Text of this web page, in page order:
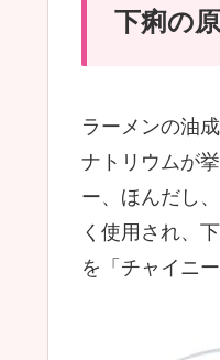
下痢の
ラーメンの油
ナトリウムが
ー、ほんだし
く使用され、
を「チャイニ